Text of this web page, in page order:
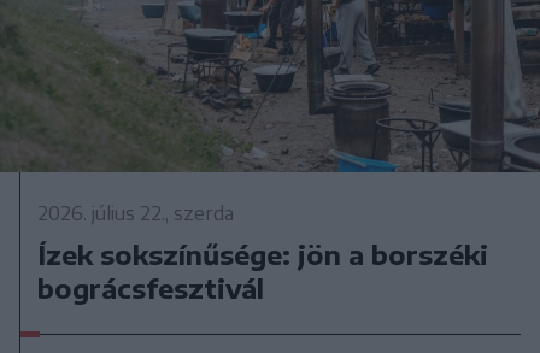
2026. július 22., szerda
Ízek sokszínűsége: jön a borszéki
bográcsfesztivál